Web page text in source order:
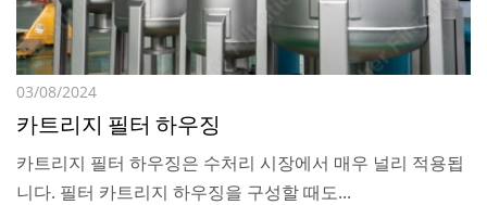
03/08/2024
카트리지 필터 하우징
카트리지 필터 하우징은 수처리 시장에서 매우 널리 적용됩
니다. 필터 카트리지 하우징을 구성할 때도...